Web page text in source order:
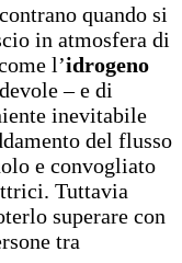
quando si
in atmosfera di
l’idrogeno
– e di
inevitabile
del flusso
e convogliato
Tuttavia
superare con
tra